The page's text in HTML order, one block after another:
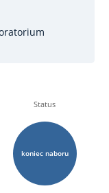
Status
koniec naboru